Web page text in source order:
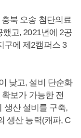
북 오송 첨단의료
고, 2021년에 2공
구에 제2캠퍼스 3
낮고, 설비 단순화
보가 가능한 전
생산 설비를 구축,
생산 능력(캐파, C